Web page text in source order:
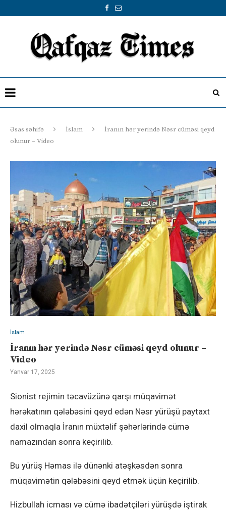
Əsas səhifə İslam
İranın hər yerində Nəsr cüməsi qeyd
olunur – Video
İslam
İranın hər yerində Nəsr cüməsi qeyd olunur –
Video
Yanvar 17, 2025
Sionist rejimin təcavüzünə qarşı müqavimət
hərəkatının qələbəsini qeyd edən Nəsr yürüşü paytaxt
daxil olmaqla İranın müxtəlif şəhərlərində cümə
namazından sonra keçirilib.
Bu yürüş Həmas ilə dünənki atəşkəsdən sonra
müqavimətin qələbəsini qeyd etmək üçün keçirilib.
Hizbullah icması və cümə ibadətçiləri yürüşdə iştirak